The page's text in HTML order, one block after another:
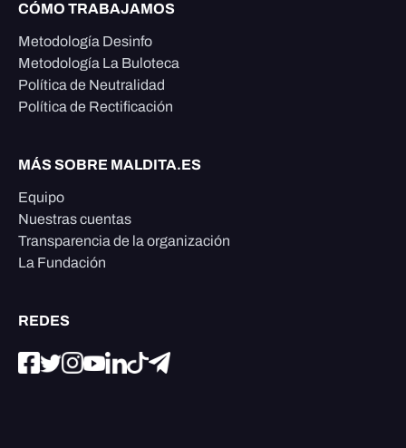
CÓMO TRABAJAMOS
Metodología Desinfo
Metodología La Buloteca
Política de Neutralidad
Política de Rectificación
MÁS SOBRE MALDITA.ES
Equipo
Nuestras cuentas
Transparencia de la organización
La Fundación
REDES